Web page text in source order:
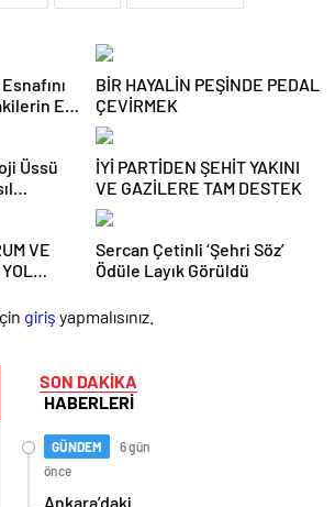
Eli
BİR HAYALİN PEŞİNDE PEDAL
ÇEVİRMEK
Üssü
Bilir
İYİ PARTİDEN ŞEHİT YAKINI
VE GAZİLERE TAM DESTEK
VE
YOL
Sercan Çetinli ‘Şehri Söz’
Ödüle Layık Görüldü
giriş yapmalısınız.
SON DAKİKA
HABERLERİ
GÜNDEM
6 gün
önce
Ankara’daki